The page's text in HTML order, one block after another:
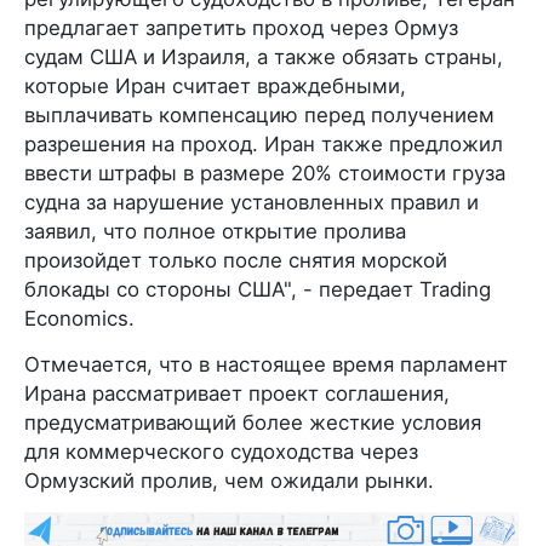
предлагает запретить проход через Ормуз
судам США и Израиля, а также обязать страны,
которые Иран считает враждебными,
выплачивать компенсацию перед получением
разрешения на проход. Иран также предложил
ввести штрафы в размере 20% стоимости груза
судна за нарушение установленных правил и
заявил, что полное открытие пролива
произойдет только после снятия морской
блокады со стороны США", - передает Trading
Economics.
Отмечается, что в настоящее время парламент
Ирана рассматривает проект соглашения,
предусматривающий более жесткие условия
для коммерческого судоходства через
Ормузский пролив, чем ожидали рынки.